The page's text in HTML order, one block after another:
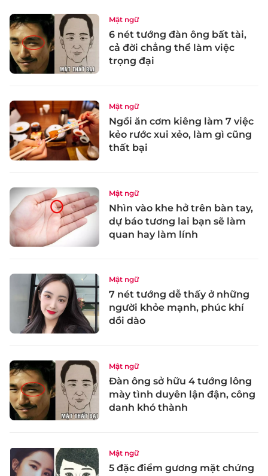
Mật ngữ
6 nét tướng đàn ông bất tài,
cả đời chẳng thể làm việc
trọng đại
Mật ngữ
Ngồi ăn cơm kiêng làm 7 việc
kẻo rước xui xẻo, làm gì cũng
thất bại
Mật ngữ
Nhìn vào khe hở trên bàn tay,
dự báo tương lai bạn sẽ làm
quan hay làm lính
Mật ngữ
7 nét tướng dễ thấy ở những
người khỏe mạnh, phúc khí
dồi dào
Mật ngữ
Đàn ông sở hữu 4 tướng lông
mày tình duyên lận đận, công
danh khó thành
Mật ngữ
5 đặc điểm gương mặt chứng